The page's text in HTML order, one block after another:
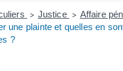
> Justice > Affaire
une plainte et quelles en
?